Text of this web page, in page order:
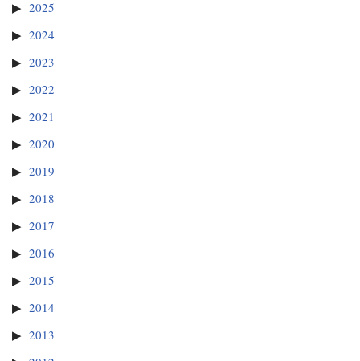
2025
2024
2023
2022
2021
2020
2019
2018
2017
2016
2015
2014
2013